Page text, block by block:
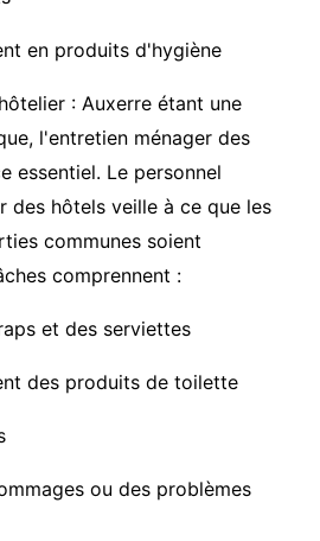
en produits d'hygiène
: Auxerre étant une
l'entretien ménager des
essentiel. Le personnel
des hôtels veille à ce que les
communes soient
comprennent :
et des serviettes
des produits de toilette
ou des problèmes